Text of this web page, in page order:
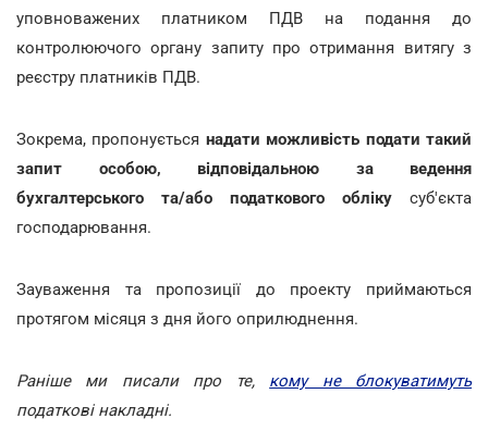
уповноважених платником ПДВ на подання до
контролюючого органу запиту про отримання витягу з
реєстру платників ПДВ.
Зокрема, пропонується надати можливість подати такий
запит особою, відповідальною за ведення
бухгалтерського та/або податкового обліку суб'єкта
господарювання.
Зауваження та пропозиції до проекту приймаються
протягом місяця з дня його оприлюднення.
Раніше ми писали про те, кому не блокуватимуть
податкові накладні.